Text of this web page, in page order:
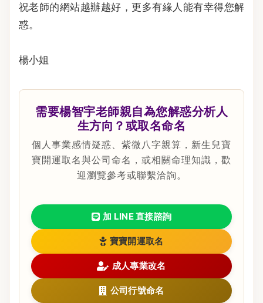
祝老師的網站越辦越好，更多有緣人能有幸得您解
惑。
楊小姐
需要楊智宇老師親自為您解惑分析人
生方向？或取名命名
個人事業感情疑惑、紫微八字親算，新生兒寶
寶開運取名與公司命名，或相關命理知識，歡
迎瀏覽參考或聯繫洽詢。
加 LINE 直接諮詢
寶寶開運取名
成人專業改名
公司行號命名